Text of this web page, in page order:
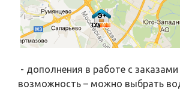
- дополнения в работе с
возможность – можно выбрать